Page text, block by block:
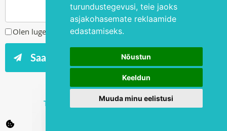
turundustegevusi, teie jaoks
asjakohasemate reklaamide
edastamiseks.
Nõustun
Keeldun
Muuda minu eelistusi
Olen lugenud ja nõustunprivaatsuspoliitikaga
Tegevusluba L02886, L06559 ja L06574